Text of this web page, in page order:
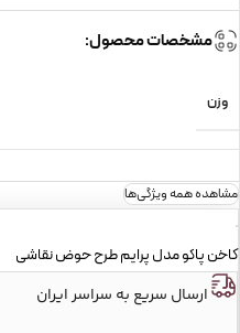
مشخصات محصول:
وزن
جنس بدنه
سایز
مشاهده همه ویژگی‌ها
کاخن پاکو مدل پرایم طرح حوض نقاشی
ارسال سریع به سراسر ایران